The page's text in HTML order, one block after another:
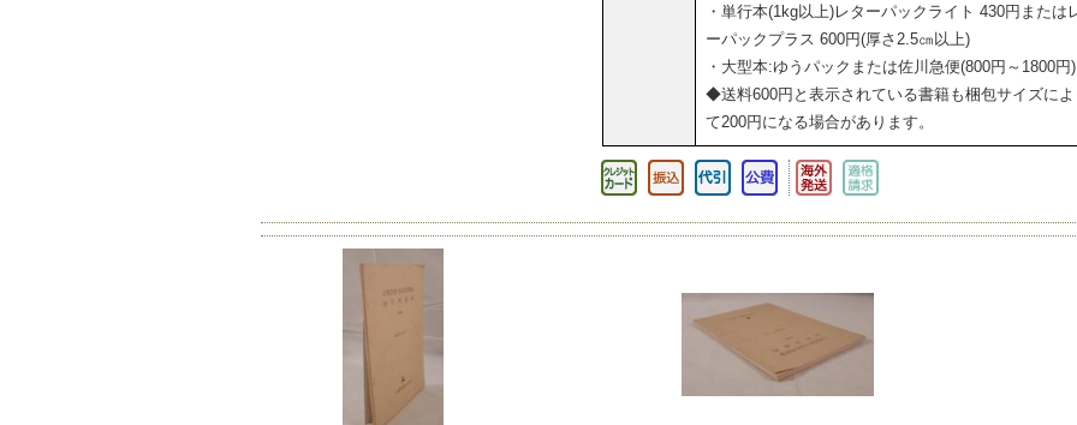
・単行本(1kg以上)レターパックライト 430円または
ーパックプラス 600円(厚さ2.5㎝以上)
・大型本:ゆうパックまたは佐川急便(800円～1800円)
◆送料600円と表示されている書籍も梱包サイズによ
て200円になる場合があります。